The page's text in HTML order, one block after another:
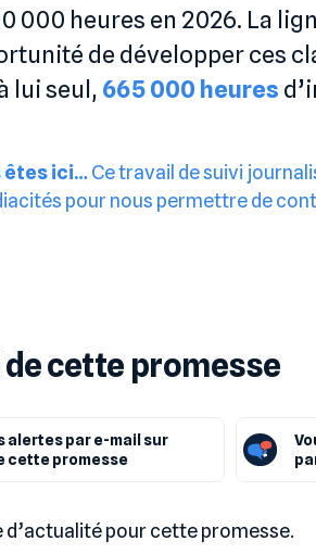
000 heures en 2026. La
de développer ces
lui seul, 665 000 heures
êtes ici…Ce travail de suivi
pour nous permettre de
de cette promesse
alertes par e-mail sur
cette promesse
d’actualité pour cette promesse.